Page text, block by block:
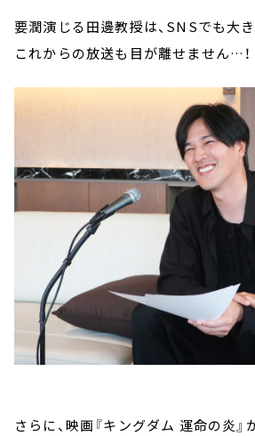
要潤演じる田邊教授は、SNSでも大き
これからの放送も目が離せません…！
さらに、映画『キングダム 運命の炎』